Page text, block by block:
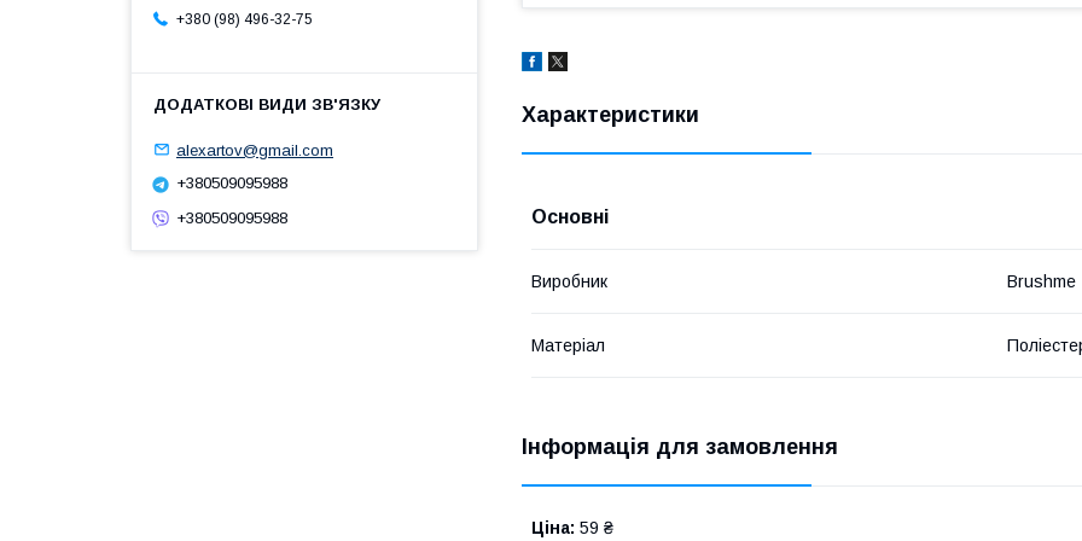
Характеристики
Основні
Виробник Brushme
Матеріал
Інформація для замовлення
Ціна: 59 ₴
+380 (98) 496-32-75
alexartov@gmail.com
+380509095988
+380509095988